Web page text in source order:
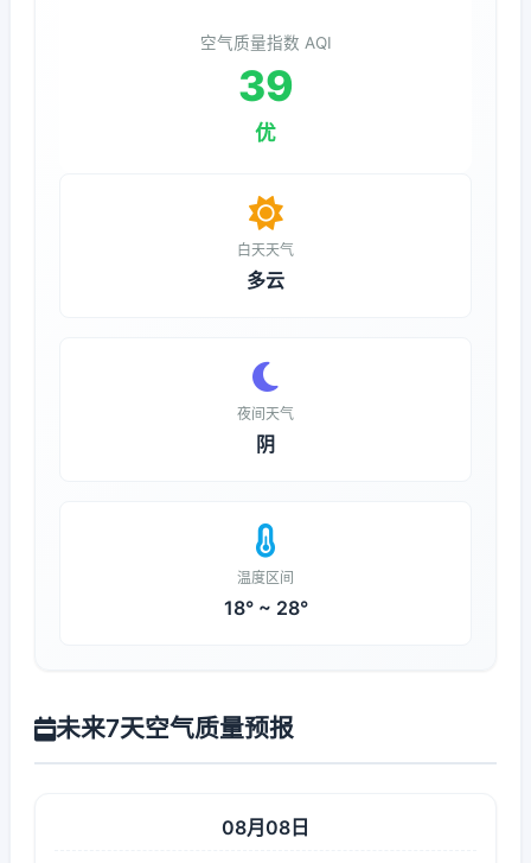
空气质量指数 AQI
39
优
白天天气
多云
夜间天气
阴
温度区间
18° ~ 28°
未来7天空气质量预报
08月08日